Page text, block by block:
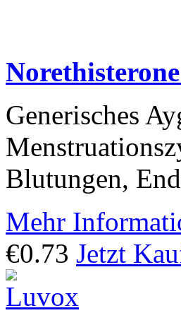
Generisches
Blutungen,
Mehr
€0.73 Jetzt